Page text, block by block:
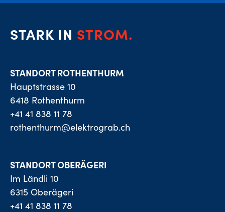
STARK IN STROM.
STANDORT ROTHENTHURM
Hauptstrasse 10
6418 Rothenthurm
+41 41 838 11 78
rothenthurm@elektrograb.ch
STANDORT OBERÄGERI
Im Ländli 10
6315 Oberägeri
+41 41 838 11 78